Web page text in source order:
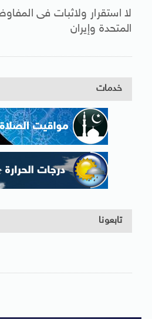
لا استقرار ولاثبات فى
المتحدة وإيران
خدمات
تابعونا